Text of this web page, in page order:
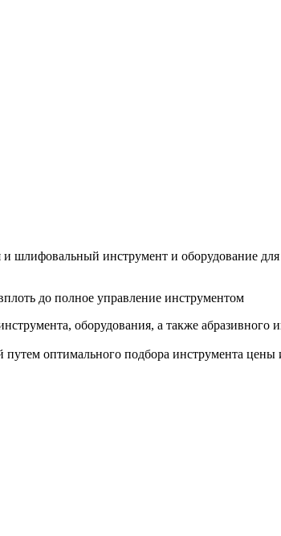
шлифовальный инструмент и оборудование
до полное управление инструментом
оборудования, а также абразивного
оптимального подбора инструмента цены